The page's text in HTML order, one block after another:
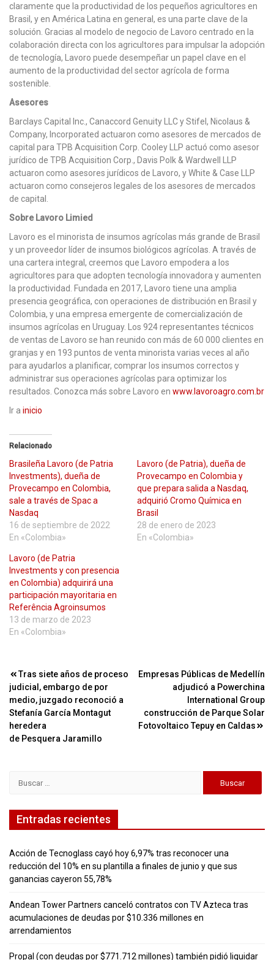
claramente que la productividad de los pequeños agricultores en
Brasil, y en América Latina en general, es una parte clave de la
solución. Gracias al modelo de negocio de Lavoro centrado en la
colaboración directa con los agricultores para impulsar la adopción
de tecnología, Lavoro puede desempeñar un papel clave en el
aumento de la productividad del sector agrícola de forma
sostenible.
Asesores
Barclays Capital Inc., Canaccord Genuity LLC y Stifel, Nicolaus &
Company, Incorporated actuaron como asesores de mercados de
capital para TPB Acquisition Corp. Cooley LLP actuó como asesor
jurídico de TPB Acquisition Corp., Davis Polk & Wardwell LLP
actuaron como asesores jurídicos de Lavoro, y White & Case LLP
actuaron como consejeros legales de los asesores de mercados
de capital.
Sobre Lavoro Limied
Lavoro es el minorista de insumos agrícolas más grande de Brasil
y un proveedor líder de insumos biológicos agrícolas. A través de
una cartera integral, creemos que Lavoro empodera a los
agricultores para que adopten tecnología innovadora y aumenten
la productividad. Fundada en 2017, Lavoro tiene una amplia
presencia geográfica, con operaciones de distribución en Brasil y
Colombia, y una empresa emergente de comercialización de
insumos agrícolas en Uruguay. Los 924 representantes técnicos
de ventas de Lavoro se han reunido con más de 60 000 clientes en
granjas y en 193 puntos de venta minorista varias veces al año
para ayudarlos a planificar, comprar los insumos correctos y
administrar sus operaciones agrícolas para optimizar los
resultados. Conozca más sobre Lavoro en www.lavoroagro.com.br
Ir a inicio
Relacionado
Brasileña Lavoro (de Patria
Investments), dueña de
Provecampo en Colombia,
sale a través de Spac a
Nasdaq
16 de septiembre de 2022
En «Colombia»
Lavoro (de Patria), dueña de
Provecampo en Colombia y
que prepara salida a Nasdaq,
adquirió Cromo Química en
Brasil
28 de enero de 2023
En «Colombia»
Lavoro (de Patria
Investments y con presencia
en Colombia) adquirirá una
participación mayoritaria en
Referência Agroinsumos
13 de marzo de 2023
En «Colombia»
Navegación
de
entradas
Tras siete años de proceso
judicial, embargo de por
medio, juzgado reconoció a
Stefanía García Montagut
heredera
de Pesquera Jaramillo
Empresas Públicas de Medellín
adjudicó a Powerchina
International Group
construcción de Parque Solar
Fotovoltaico Tepuy en Caldas
Entradas recientes
Acción de Tecnoglass cayó hoy 6,97% tras reconocer una
reducción del 10% en su plantilla a finales de junio y que sus
ganancias cayeron 55,78%
Andean Tower Partners canceló contratos con TV Azteca tras
acumulaciones de deudas por $10.336 millones en
arrendamientos
Propal (con deudas por $771.712 millones) también pidió liquidar